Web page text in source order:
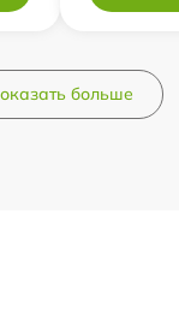
больше